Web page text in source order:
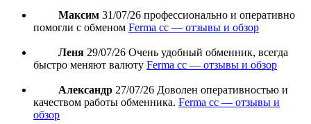
Максим 31/07/26 профессионально и оперативно
помогли с обменом Ferma cc — отзывы и обзор
Леня 29/07/26 Очень удобный обменник, всегда
быстро меняют валюту Ferma cc — отзывы и обзор
Александр 27/07/26 Доволен оперативностью и
качеством работы обменника. Ferma cc — отзывы и
обзор